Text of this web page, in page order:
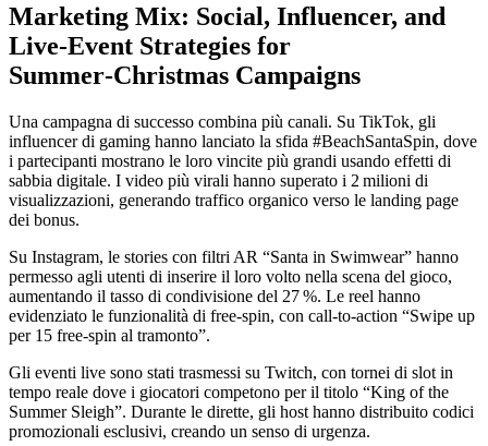
Marketing Mix: Social, Influencer, and
Live‑Event Strategies for
Summer‑Christmas Campaigns
Una campagna di successo combina più canali. Su TikTok, gli
influencer di gaming hanno lanciato la sfida #BeachSantaSpin, dove
i partecipanti mostrano le loro vincite più grandi usando effetti di
sabbia digitale. I video più virali hanno superato i 2 milioni di
visualizzazioni, generando traffico organico verso le landing page
dei bonus.
Su Instagram, le stories con filtri AR “Santa in Swimwear” hanno
permesso agli utenti di inserire il loro volto nella scena del gioco,
aumentando il tasso di condivisione del 27 %. Le reel hanno
evidenziato le funzionalità di free‑spin, con call‑to‑action “Swipe up
per 15 free‑spin al tramonto”.
Gli eventi live sono stati trasmessi su Twitch, con tornei di slot in
tempo reale dove i giocatori competono per il titolo “King of the
Summer Sleigh”. Durante le dirette, gli host hanno distribuito codici
promozionali esclusivi, creando un senso di urgenza.